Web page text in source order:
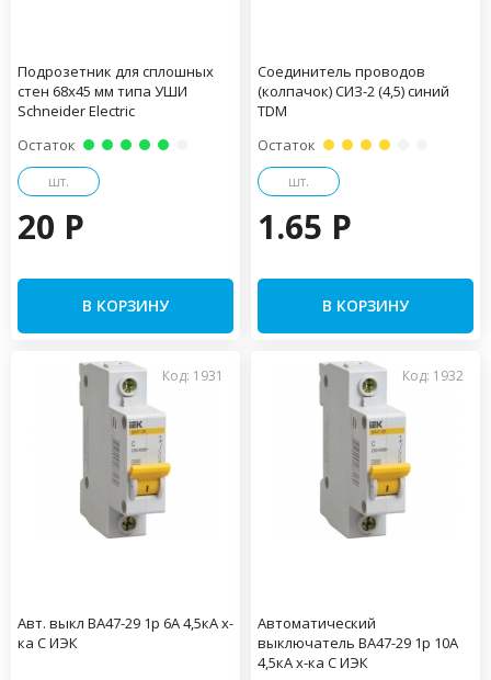
Подрозетник для сплошных
стен 68х45 мм типа УШИ
Schneider Electric
Остаток
шт.
20 P
В КОРЗИНУ
Соединитель проводов
(колпачок) СИЗ-2 (4,5) синий
TDM
Остаток
шт.
1.65 P
В КОРЗИНУ
Код: 1931
Авт. выкл ВА47-29 1р 6А 4,5кА х-
ка С ИЭК
Код: 1932
Автоматический
выключатель ВА47-29 1р 10А
4,5кА х-ка С ИЭК